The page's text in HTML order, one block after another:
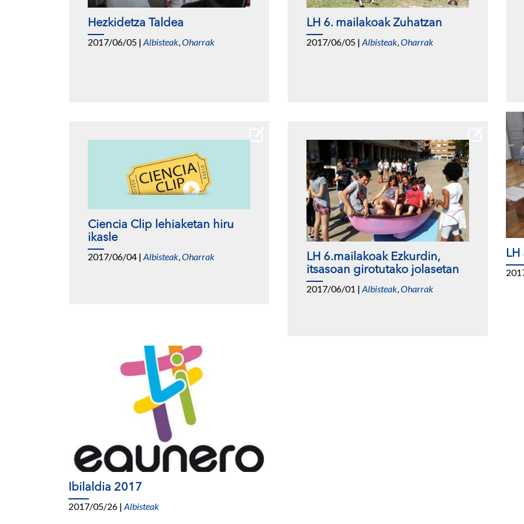
Hezkidetza Taldea
2017/06/05 | Albisteak Oharrak
LH 6. mailakoak Zuhatzan
2017/06/05 | Albisteak Oharrak
Ciencia Clip lehiaketan hiru
ikasle
2017/06/04 | Albisteak Oharrak
LH 6.mailakoak Ezkurdin,
itsasoan girotutako jolasetan
2017/06/01 | Albisteak Oharrak
LH
Ibilaldia 2017
2017/05/26 | Albisteak